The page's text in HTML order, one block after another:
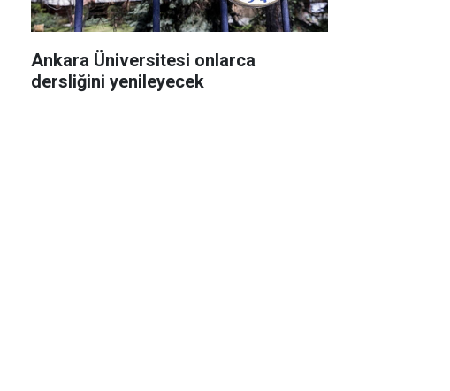
Ankara Üniversitesi onlarca
dersliğini yenileyecek